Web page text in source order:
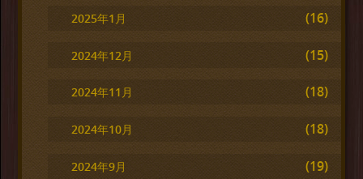
2025年1月 (16)
2024年12月 (15)
2024年11月 (18)
2024年10月 (18)
2024年9月 (19)